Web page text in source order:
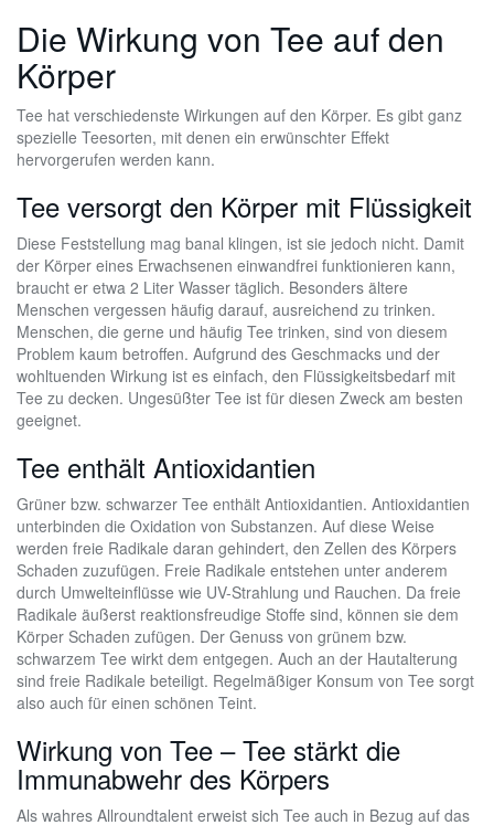
Die Wirkung von Tee auf den
Körper
Tee hat verschiedenste Wirkungen auf den Körper. Es gibt ganz
spezielle Teesorten, mit denen ein erwünschter Effekt
hervorgerufen werden kann.
Tee versorgt den Körper mit Flüssigkeit
Diese Feststellung mag banal klingen, ist sie jedoch nicht. Damit
der Körper eines Erwachsenen einwandfrei funktionieren kann,
braucht er etwa 2 Liter Wasser täglich. Besonders ältere
Menschen vergessen häufig darauf, ausreichend zu trinken.
Menschen, die gerne und häufig Tee trinken, sind von diesem
Problem kaum betroffen. Aufgrund des Geschmacks und der
wohltuenden Wirkung ist es einfach, den Flüssigkeitsbedarf mit
Tee zu decken. Ungesüßter Tee ist für diesen Zweck am besten
geeignet.
Tee enthält Antioxidantien
Grüner bzw. schwarzer Tee enthält Antioxidantien. Antioxidantien
unterbinden die Oxidation von Substanzen. Auf diese Weise
werden freie Radikale daran gehindert, den Zellen des Körpers
Schaden zuzufügen. Freie Radikale entstehen unter anderem
durch Umwelteinflüsse wie UV-Strahlung und Rauchen. Da freie
Radikale äußerst reaktionsfreudige Stoffe sind, können sie dem
Körper Schaden zufügen. Der Genuss von grünem bzw.
schwarzem Tee wirkt dem entgegen. Auch an der Hautalterung
sind freie Radikale beteiligt. Regelmäßiger Konsum von Tee sorgt
also auch für einen schönen Teint.
Wirkung von Tee – Tee stärkt die
Immunabwehr des Körpers
Als wahres Allroundtalent erweist sich Tee auch in Bezug auf das